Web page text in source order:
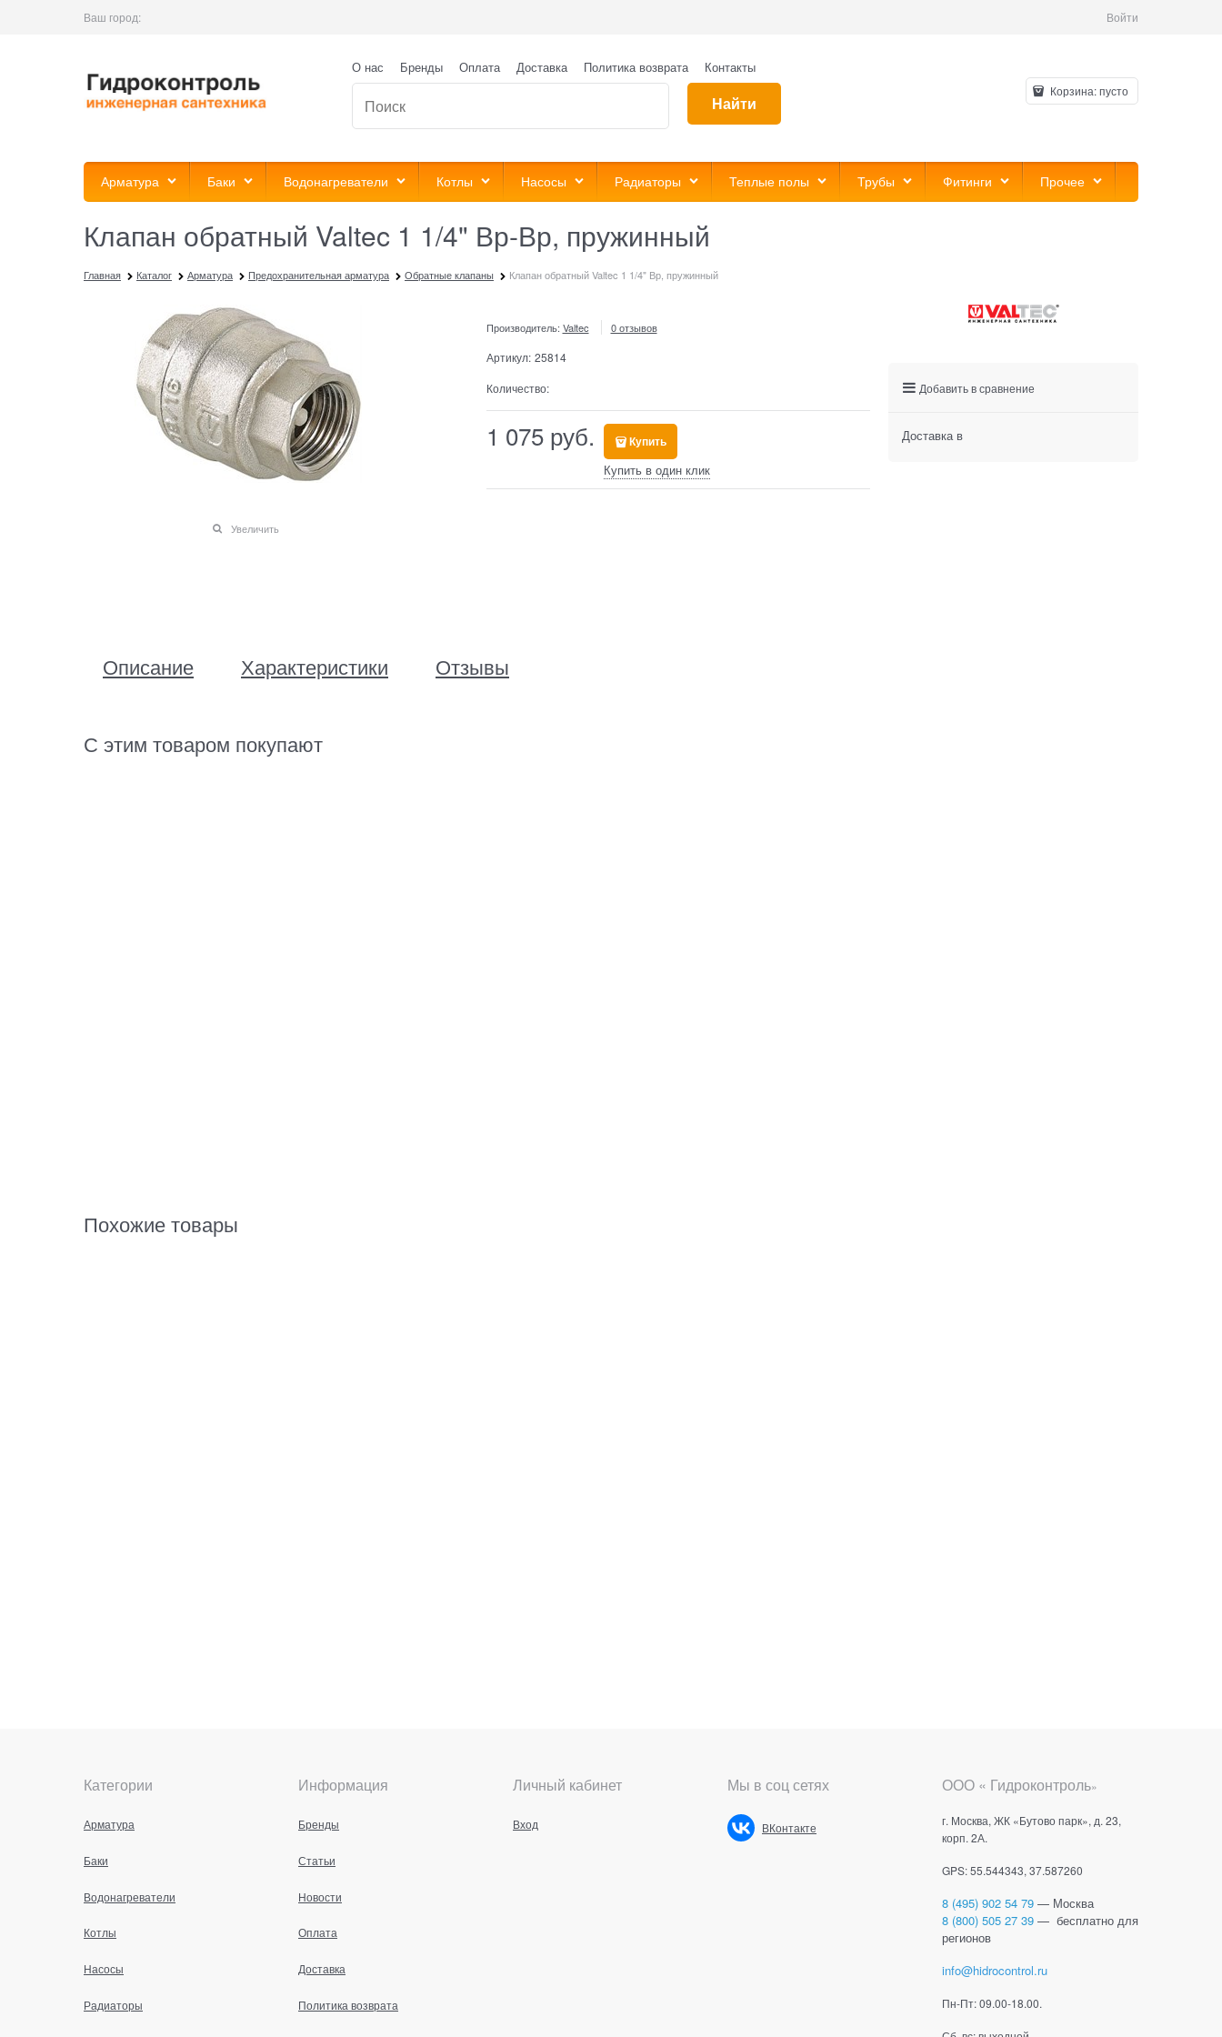
Ваш город: Войти
О нас Бренды Оплата Доставка Политика возврата Контакты
Найти
Корзина:пусто
Арматура Баки Водонагреватели Котлы Насосы Радиаторы Теплые полы Трубы Фитинги Прочее
Клапан обратный Valtec 1 1/4" Вр-Вр, пружинный
Главная Каталог Арматура Предохранительная арматура Обратные клапаны Клапан обратный Valtec 1 1/4" Вр, пружинный
Увеличить
Производитель: Valtec 0 отзывов
Артикул: 25814
Количество:
1 075 руб. Купить
Купить в один клик
Описание Характеристики Отзывы
С этим товаром покупают
Похожие товары
Добавить в сравнение
Доставка в
Категории
Арматура
Баки
Водонагреватели
Котлы
Насосы
Радиаторы
Информация
Бренды
Статьи
Новости
Оплата
Доставка
Политика возврата
Личный кабинет
Вход
Мы в соц сетях
ВКонтакте
ООО « Гидроконтроль»
г. Москва, ЖК «Бутово парк», д. 23,
корп. 2А.
GPS: 55.544343, 37.587260
8 (495) 902 54 79 — Москва
8 (800) 505 27 39 — бесплатно для
регионов
info@hidrocontrol.ru
Пн-Пт: 09.00-18.00.